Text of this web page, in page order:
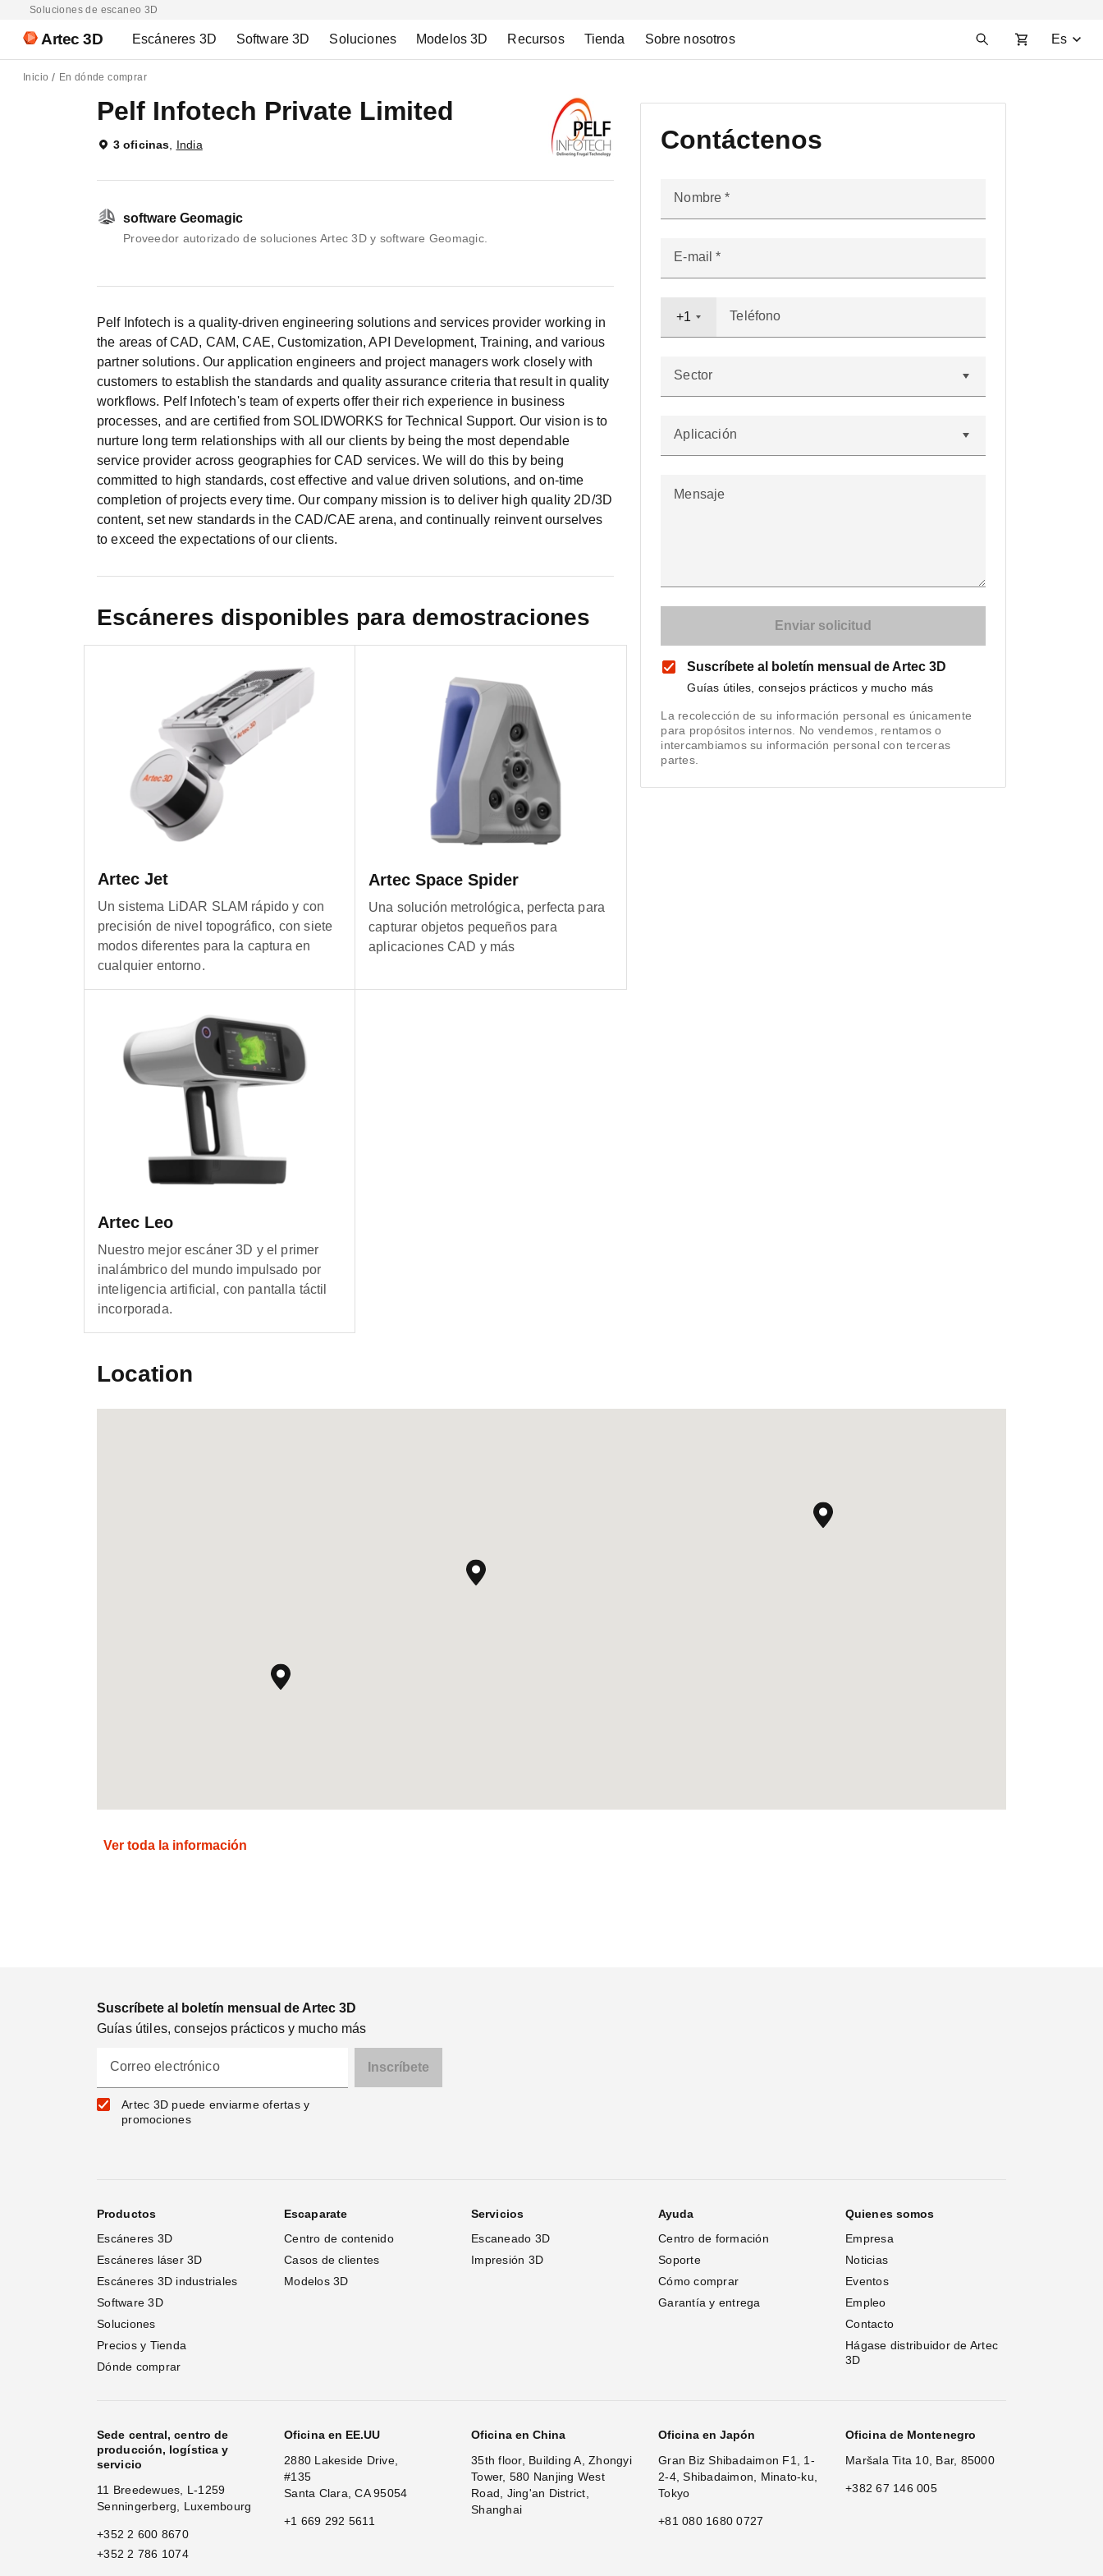
Soluciones de escaneo 3D
Artec 3D Escáneres 3D Software 3D Soluciones Modelos 3D Recursos Tienda Sobre nosotros Es
Inicio En dónde comprar
Pelf Infotech Private Limited
3 oficinas India
software Geomagic
Proveedor autorizado de soluciones Artec 3D y software Geomagic.
Contáctenos
Nombre
E-mail
Teléfono
+1
Sector
Aplicación
Mensaje
Suscríbete al boletín mensual de Artec 3D
Guías útiles, consejos prácticos y mucho más
La recolección de su información personal es únicamente
para propósitos internos. No vendemos, rentamos o
intercambiamos su información personal con terceras
partes.
Pelf Infotech is a quality-driven engineering solutions and services provider working in
the areas of CAD, CAM, CAE, Customization, API Development, Training, and various
partner solutions. Our application engineers and project managers work closely with
customers to establish the standards and quality assurance criteria that result in quality
workflows. Pelf Infotech's team of experts offer their rich experience in business
processes, and are certified from SOLIDWORKS for Technical Support. Our vision is to
nurture long term relationships with all our clients by being the most dependable
service provider across geographies for CAD services. We will do this by being
committed to high standards, cost effective and value driven solutions, and on-time
completion of projects every time. Our company mission is to deliver high quality 2D/3D
content, set new standards in the CAD/CAE arena, and continually reinvent ourselves
to exceed the expectations of our clients.
Escáneres disponibles para demostraciones
Artec Jet
Un sistema LiDAR SLAM rápido y con
precisión de nivel topográfico, con siete
modos diferentes para la captura en
cualquier entorno.
Artec Space Spider
Una solución metrológica, perfecta para
capturar objetos pequeños para
aplicaciones CAD y más
Artec Leo
Nuestro mejor escáner 3D y el primer
inalámbrico del mundo impulsado por
inteligencia artificial, con pantalla táctil
incorporada.
Location
Ver toda la información
Suscríbete al boletín mensual de Artec 3D
Guías útiles, consejos prácticos y mucho más
Correo electrónico
Artec 3D puede enviarme ofertas y
promociones
Productos
Escáneres 3D
Escáneres láser 3D
Escáneres 3D industriales
Software 3D
Soluciones
Precios y Tienda
Dónde comprar
Escaparate
Centro de contenido
Casos de clientes
Modelos 3D
Servicios
Escaneado 3D
Impresión 3D
Ayuda
Centro de formación
Soporte
Cómo comprar
Garantía y entrega
Quienes somos
Empresa
Noticias
Eventos
Empleo
Contacto
Hágase distribuidor de Artec
3D
Sede central, centro de
producción, logística y
servicio
11 Breedewues, L-1259
Senningerberg, Luxembourg
+352 2 600 8670
+352 2 786 1074
Oficina en EE.UU
2880 Lakeside Drive,
#135
Santa Clara, CA 95054
+1 669 292 5611
Oficina en China
35th floor, Building A, Zhongyi
Tower, 580 Nanjing West
Road, Jing'an District,
Shanghai
Oficina en Japón
Gran Biz Shibadaimon F1, 1-
2-4, Shibadaimon, Minato-ku,
Tokyo
+81 080 1680 0727
Oficina de Montenegro
Maršala Tita 10, Bar, 85000
+382 67 146 005